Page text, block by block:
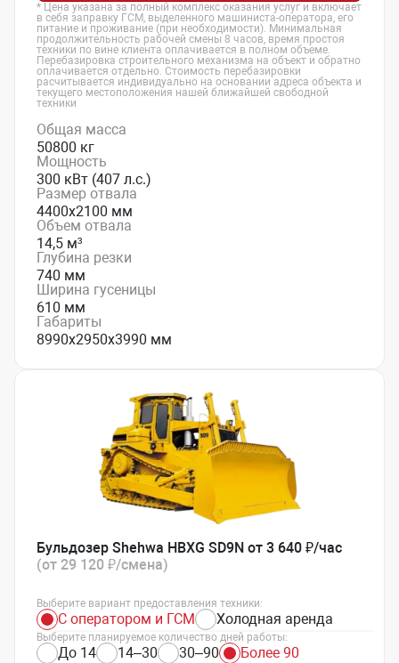
* Цена указана за полный комплекс оказания услуг и включает
в себя заправку ГСМ, выделенного машиниста-оператора, его
питание и проживание (при необходимости). Минимальная
продолжительность рабочей смены 8 часов, время простоя
техники по вине клиента оплачивается в полном объеме.
Перебазировка строительного механизма на объект и обратно
оплачивается отдельно. Стоимость перебазировки
расчитывается индивидуально на основании адреса объекта и
текущего местоположения нашей ближайшей свободной
техники
Общая масса
50800 кг
Мощность
300 кВт (407 л.с.)
Размер отвала
4400х2100 мм
Объем отвала
14,5 м³
Глубина резки
740 мм
Ширина гусеницы
610 мм
Габариты
8990х2950х3990 мм
Бульдозер Shehwa HBXG SD9N от 3 640 ₽/час
(от 29 120 ₽/смена)
Выберите вариант предоставления техники:
С оператором и ГСМ Холодная аренда
Выберите планируемое количество дней работы:
До 14 14–30 30–90 Более 90